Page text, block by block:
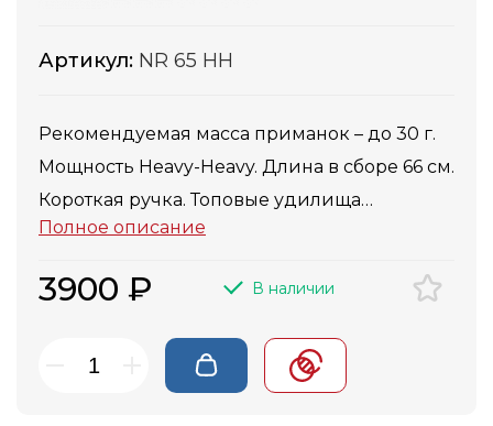
Артикул: NR 65 HH
Рекомендуемая масса приманок – до 30 г.
Мощность Heavy-Heavy. Длина в сборе 66 см.
Короткая ручка. Топовые удилища
FOLKFISHING для ловли в отвес.
кольца, монолитный бланк.
Полное описание
3900 ₽ В наличии